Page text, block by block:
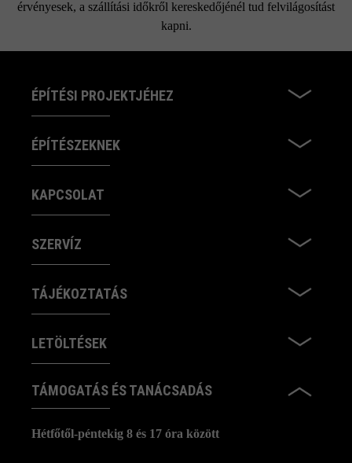
érvényesek, a szállítási időkről kereskedőjénél tud felvilágosítást
kapni.
ÉPÍTÉSI PROJEKTJÉHEZ
ÉPÍTÉSZEKNEK
KAPCSOLAT
SZERVÍZ
TÁJÉKOZTATÁS
LETÖLTÉSEK
TÁMOGATÁS ÉS TANÁCSADÁS
Hétfőtől-péntekig 8 és 17 óra között